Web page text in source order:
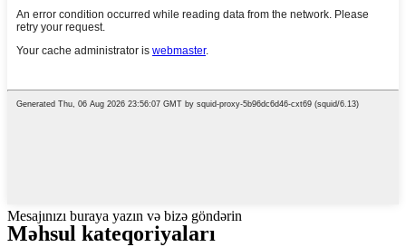
Mesajınızı buraya yazın və bizə göndərin
Məhsul kateqoriyaları